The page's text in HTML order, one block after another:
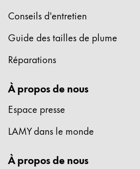
Crayons de couleur
Black Magic Edition
Accessoires et pièces de rechange
Recharges
Encres / effaceurs d'encre
Taille de plume
Conseils d'entretien
Guide des tailles de plume
Réparations
À propos de nous
Espace presse
LAMY dans le monde
À propos de nous